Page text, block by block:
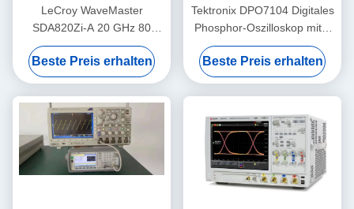
LeCroy WaveMaster
SDA820Zi-A 20 GHz 80
GS/s 4-Kanal Digital-
Oszilloskop mit erweiterten
Analysetools
Beste Preis erhalten
Tektronix DPO7104 Digitales
Phosphor-Oszilloskop mit 1
GHz Bandbreite, 4 Kanälen
und 10 GS/s Probenrate
Beste Preis erhalten